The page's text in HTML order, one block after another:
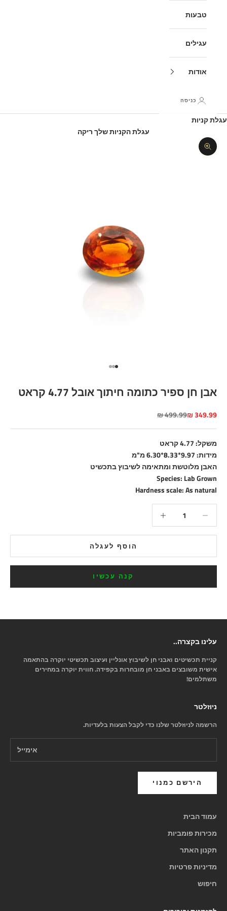
טבעות
עגילים
אודות
כניסה
עגלת קניות
עגלת הקניות שלך ריקה
תקריב
עבור לפריט 1
עבור לפריט 2
עבור לפריט 3
אבן חן ספיר כתומה חיתוך אובל 4.77 קראט
מחיר מבצע
349.99 ₪ מחיר רגיל
499.99 ₪
משקל: 4.77 קראט
מידות: 9.97*8.33*6.30 מ"מ
האבן מלוטשת ומתאימה לשיבוץ בתכשיט
Species: Lab Grown
Hardness scale: As natural
הוסף לעגלה
קנה עכשיו
עלינו בקצרה..
קניית תכשיטים ואבני חן לשיבוץ אונליין ועיצוב תכשיטי יוקרה בהתאמה
אישית משובצים באבני חן מובחרות בקפידה. חווית יוקרה במחירים
משתלמים!
ניוזלטר
הרשמה לניוזלטר שלנו כדי לקבל הצעות בלעדיות.
הירשם כמנוי
עמוד הבית
מכירות פומביות
תקנון האתר
מדיניות פרטיות
חיפוש